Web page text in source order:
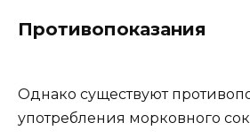
Противопоказания
Однако существуют
употребления морковного